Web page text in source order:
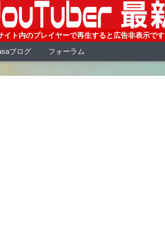
イト内のプレイヤーで再生すると広告非表示です
ブログ フォーラム